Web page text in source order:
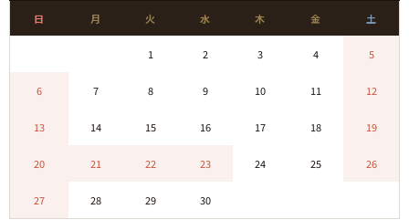
日 月 火 水 木 金 土
1 2 3 4 5
6 7 8 9 10 11 12
13 14 15 16 17 18 19
20 21 22 23 24 25 26
27 28 29 30